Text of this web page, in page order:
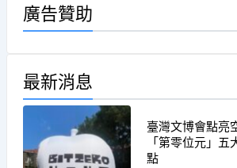
廣告贊助
最新消息
臺灣文博會點亮
「第零位元」
點